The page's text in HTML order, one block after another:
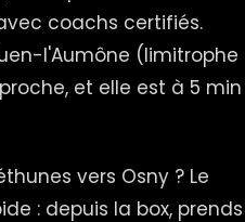
coachs certifiés.
l'Aumône (limitrophe
et elle est à 5 min
vers Osny ? Le
: depuis la box, prends